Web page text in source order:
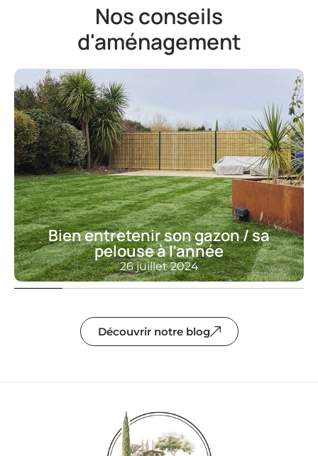
Nos conseils
d'aménagement
Bien entretenir son gazon / sa
pelouse à l’année
26 juillet 2024
Découvrir notre blog